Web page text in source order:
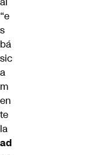
“e
s
bá
sic
a
m
en
te
la
ad